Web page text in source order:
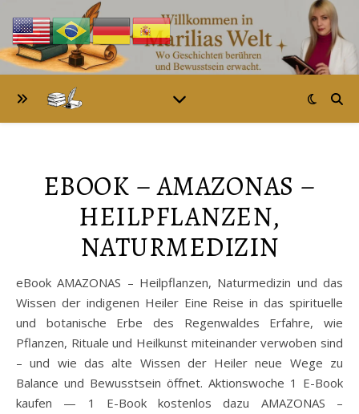
EBOOK – AMAZONAS –
HEILPFLANZEN,
NATURMEDIZIN
eBook AMAZONAS – Heilpflanzen, Naturmedizin und das
Wissen der indigenen Heiler Eine Reise in das spirituelle
und botanische Erbe des Regenwaldes Erfahre, wie
Pflanzen, Rituale und Heilkunst miteinander verwoben sind
– und wie das alte Wissen der Heiler neue Wege zu
Balance und Bewusstsein öffnet. Aktionswoche 1 E-Book
kaufen — 1 E-Book kostenlos dazu AMAZONAS –